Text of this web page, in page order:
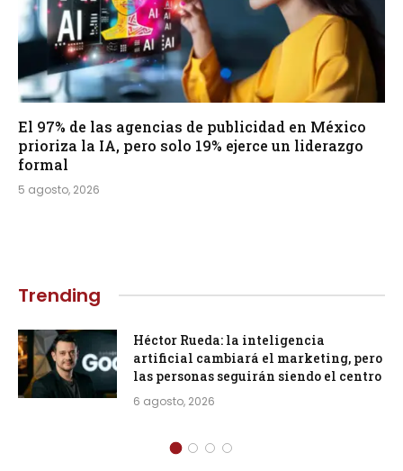
El 97% de las agencias de publicidad en México
prioriza la IA, pero solo 19% ejerce un liderazgo
formal
5 agosto, 2026
Trending
Héctor Rueda: la inteligencia
artificial cambiará el marketing, pero
las personas seguirán siendo el centro
6 agosto, 2026